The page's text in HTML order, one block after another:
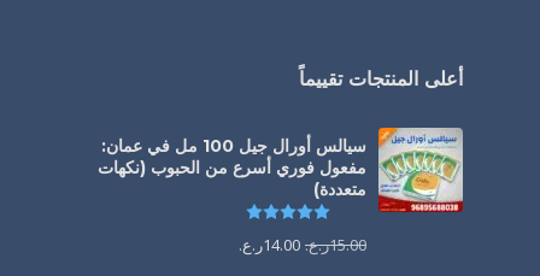
أعلى المنتجات تقييماً
سيالس أورال جيل 100 مل في عمان:
مفعول فوري أسرع من الحبوب (نكهات
متعددة)
15.00ر.ع. 14.00ر.ع.